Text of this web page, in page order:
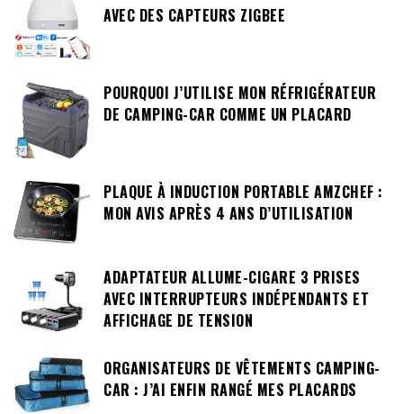
AVEC DES CAPTEURS ZIGBEE
POURQUOI J’UTILISE MON RÉFRIGÉRATEUR
DE CAMPING-CAR COMME UN PLACARD
PLAQUE À INDUCTION PORTABLE AMZCHEF :
MON AVIS APRÈS 4 ANS D’UTILISATION
ADAPTATEUR ALLUME-CIGARE 3 PRISES
AVEC INTERRUPTEURS INDÉPENDANTS ET
AFFICHAGE DE TENSION
ORGANISATEURS DE VÊTEMENTS CAMPING-
CAR : J’AI ENFIN RANGÉ MES PLACARDS